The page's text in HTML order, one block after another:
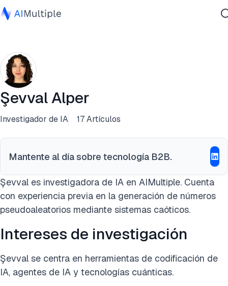
Ciberseguridad
Datos
Software empresarial
Servicios
Contáctanos
Şevval Alper
Investigador de IA 17 Artículos
Mantente al día sobre tecnología B2B.
Şevval es investigadora de IA en AIMultiple. Cuenta
con experiencia previa en la generación de números
pseudoaleatorios mediante sistemas caóticos.
Intereses de investigación
Şevval se centra en herramientas de codificación de
IA, agentes de IA y tecnologías cuánticas.